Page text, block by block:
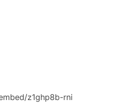
z1ghp8b-rni